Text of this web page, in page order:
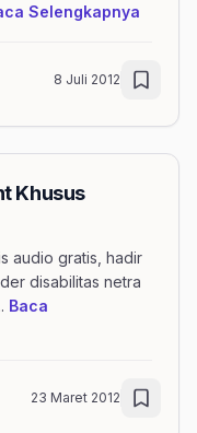
Selengkapnya
8 Juli 2012
Khusus
audio gratis, hadir
disabilitas netra
Baca
23 Maret 2012